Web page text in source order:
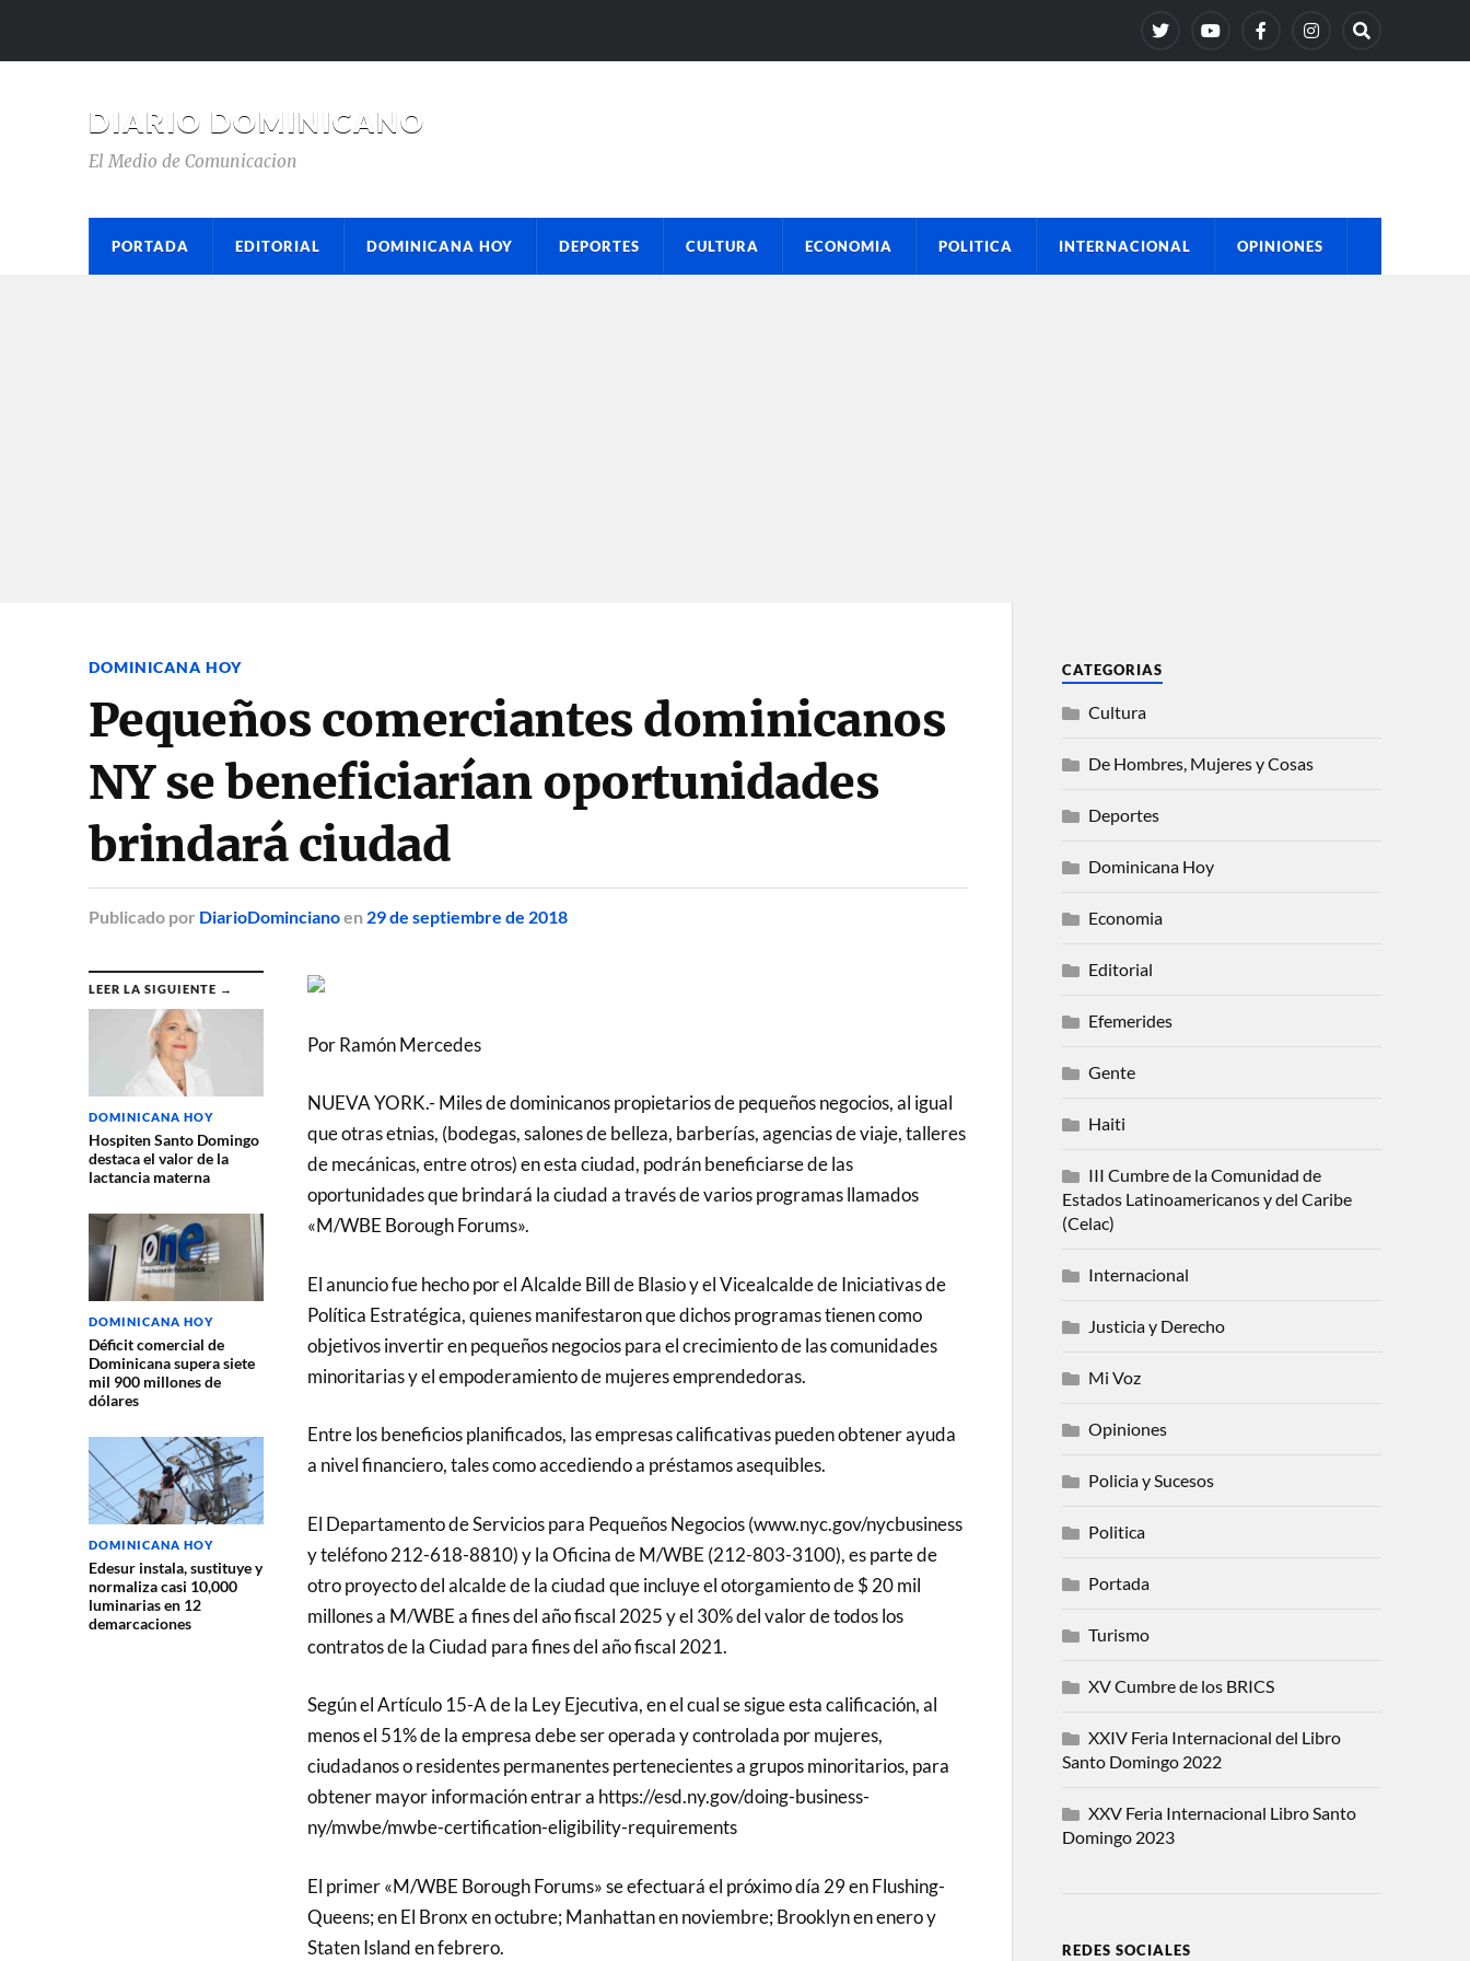
DIARIO DOMINICANO
El Medio de Comunicacion
PORTADA EDITORIAL DOMINICANA HOY DEPORTES CULTURA ECONOMIA POLITICA INTERNACIONAL OPINIONES
DOMINICANA HOY
Pequeños comerciantes dominicanos
NY se beneficiarían oportunidades
brindará ciudad
Publicado por DiarioDomincianoen 29 de septiembre de 2018
LEER LA SIGUIENTE →
DOMINICANA HOY
Hospiten Santo Domingo
destaca el valor de la
lactancia materna
DOMINICANA HOY
Déficit comercial de
Dominicana supera siete
mil 900 millones de
dólares
DOMINICANA HOY
Edesur instala, sustituye y
normaliza casi 10,000
luminarias en 12
demarcaciones
Por Ramón Mercedes
NUEVA YORK.- Miles de dominicanos propietarios de pequeños negocios, al igual
que otras etnias, (bodegas, salones de belleza, barberías, agencias de viaje, talleres
de mecánicas, entre otros) en esta ciudad, podrán beneficiarse de las
oportunidades que brindará la ciudad a través de varios programas llamados
«M/WBE Borough Forums».
El anuncio fue hecho por el Alcalde Bill de Blasio y el Vicealcalde de Iniciativas de
Política Estratégica, quienes manifestaron que dichos programas tienen como
objetivos invertir en pequeños negocios para el crecimiento de las comunidades
minoritarias y el empoderamiento de mujeres emprendedoras.
Entre los beneficios planificados, las empresas calificativas pueden obtener ayuda
a nivel financiero, tales como accediendo a préstamos asequibles.
El Departamento de Servicios para Pequeños Negocios (www.nyc.gov/nycbusiness
y teléfono 212-618-8810) y la Oficina de M/WBE (212-803-3100), es parte de
otro proyecto del alcalde de la ciudad que incluye el otorgamiento de $ 20 mil
millones a M/WBE a fines del año fiscal 2025 y el 30% del valor de todos los
contratos de la Ciudad para fines del año fiscal 2021.
Según el Artículo 15-A de la Ley Ejecutiva, en el cual se sigue esta calificación, al
menos el 51% de la empresa debe ser operada y controlada por mujeres,
ciudadanos o residentes permanentes pertenecientes a grupos minoritarios, para
obtener mayor información entrar a https://esd.ny.gov/doing-business-
ny/mwbe/mwbe-certification-eligibility-requirements
El primer «M/WBE Borough Forums» se efectuará el próximo día 29 en Flushing-
Queens; en El Bronx en octubre; Manhattan en noviembre; Brooklyn en enero y
Staten Island en febrero.
CATEGORIAS
Cultura
De Hombres, Mujeres y Cosas
Deportes
Dominicana Hoy
Economia
Editorial
Efemerides
Gente
Haiti
III Cumbre de la Comunidad de
Estados Latinoamericanos y del Caribe
(Celac)
Internacional
Justicia y Derecho
Mi Voz
Opiniones
Policia y Sucesos
Politica
Portada
Turismo
XV Cumbre de los BRICS
XXIV Feria Internacional del Libro
Santo Domingo 2022
XXV Feria Internacional Libro Santo
Domingo 2023
REDES SOCIALES